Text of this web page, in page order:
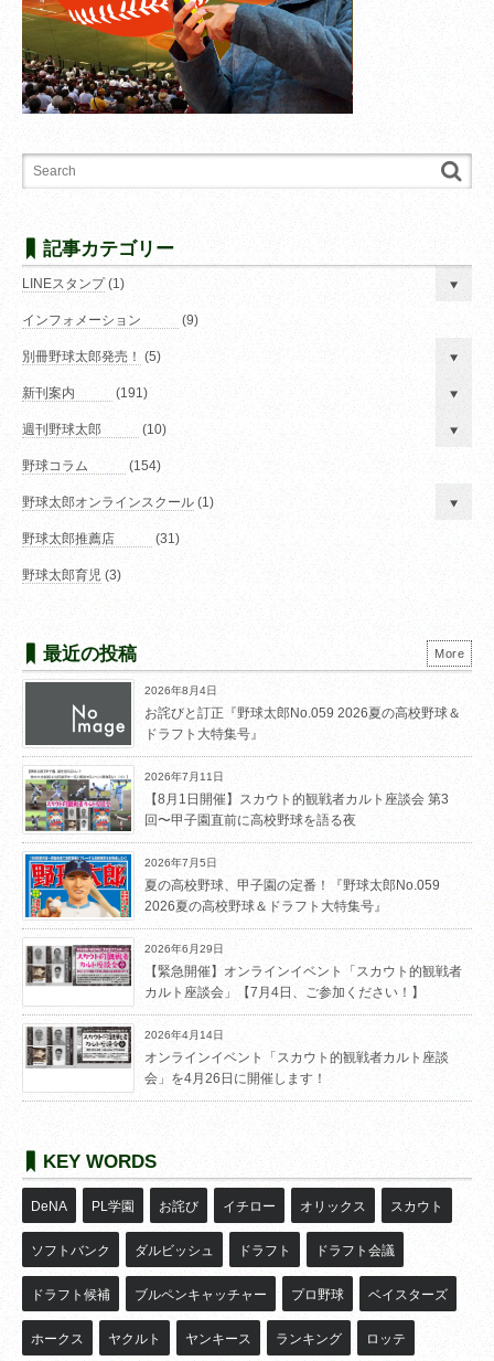
記事カテゴリー
LINEスタンプ(1)
インフォメーション (9)
別冊野球太郎発売！ (5)
新刊案内 (191)
週刊野球太郎 (10)
野球コラム (154)
野球太郎オンラインスクール (1)
野球太郎推薦店 (31)
野球太郎育児 (3)
最近の投稿
2026年8月4日
お詫びと訂正『野球太郎No.059 2026夏の高校野球＆
ドラフト大特集号』
2026年7月11日
【8月1日開催】スカウト的観戦者カルト座談会 第3
回〜甲子園直前に高校野球を語る夜
2026年7月5日
夏の高校野球、甲子園の定番！『野球太郎No.059
2026夏の高校野球＆ドラフト大特集号』
2026年6月29日
【緊急開催】オンラインイベント「スカウト的観戦者
カルト座談会」【7月4日、ご参加ください！】
2026年4月14日
オンラインイベント「スカウト的観戦者カルト座談
会」を4月26日に開催します！
More
KEY WORDS
DeNA PL学園 お詫び イチロー オリックス スカウト
ソフトバンク ダルビッシュ ドラフト ドラフト会議
ドラフト候補 ブルペンキャッチャー プロ野球 ベイスターズ
ホークス ヤクルト ヤンキース ランキング ロッテ